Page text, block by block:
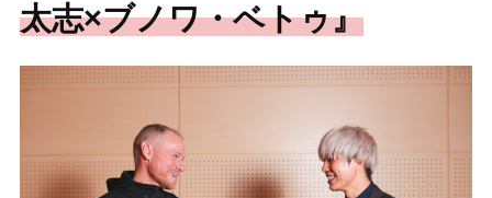
太志×ブノワ・ベトゥ』